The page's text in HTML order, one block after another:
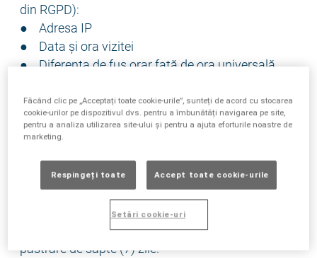
din RGPD):
● Adresa IP
● Data și ora vizitei
● Diferența de fus orar față de ora universală
● Conținutul solicitării (site-ul specific)
● Starea de acces/Codul de stare HTTP
● Volumul de date transferate în fiecare situație
● Site-ul web de pe care se face solicitarea
● Browserul
● Sistemul de operare și interfața sa
● Limba și versiunea software-ului de browser
Datele sunt șterse automat după o perioadă de
păstrare de sapte (7) zile.
Făcând clic pe „Acceptați toate cookie-urile”, sunteți de acord cu stocarea
cookie-urilor pe dispozitivul dvs. pentru a îmbunătăți navigarea pe site,
pentru a analiza utilizarea site-ului și pentru a ajuta eforturile noastre de
marketing.
Respingeți toate Accept toate cookie-urile
Setări cookie-uri